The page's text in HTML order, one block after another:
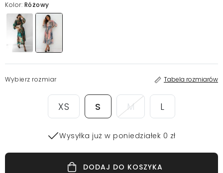
Kolor: Różowy
Wybierz rozmiar Tabela rozmiarów
XS S M L
Wysyłka już w poniedziałek 0 zł
DODAJ DO KOSZYKA